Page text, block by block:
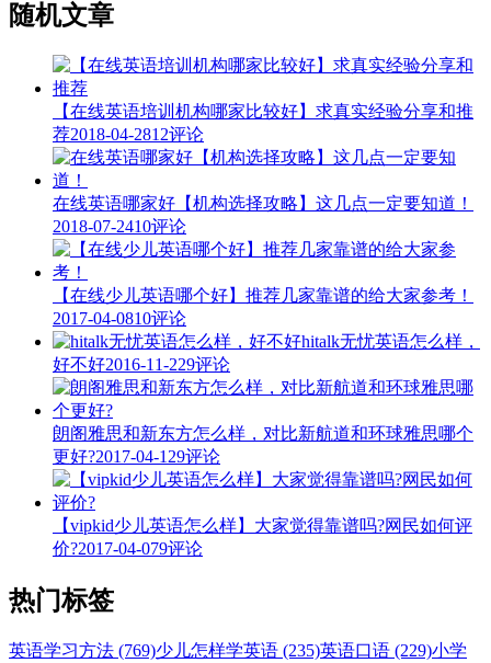
随机文章
【在线英语培训机构哪家比较好】求真实经验分享和推
荐2018-04-2812评论
在线英语哪家好【机构选择攻略】这几点一定要知道！
2018-07-2410评论
【在线少儿英语哪个好】推荐几家靠谱的给大家参考！
2017-04-0810评论
hitalk无忧英语怎么样，
好不好2016-11-229评论
朗阁雅思和新东方怎么样，对比新航道和环球雅思哪个
更好?2017-04-129评论
【vipkid少儿英语怎么样】大家觉得靠谱吗?网民如何评
价?2017-04-079评论
热门标签
英语学习方法 (769)少儿怎样学英语 (235)英语口语 (229)小学